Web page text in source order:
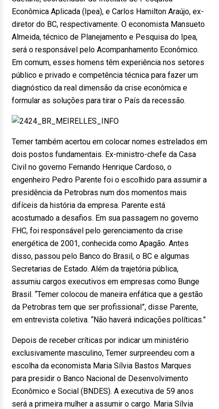
Econômica Aplicada (Ipea), e Carlos Hamilton Araújo, ex-
diretor do BC, respectivamente. O economista Mansueto
Almeida, técnico de Planejamento e Pesquisa do Ipea,
será o responsável pelo Acompanhamento Econômico.
Em comum, esses homens têm experiência nos setores
público e privado e competência técnica para fazer um
diagnóstico da real dimensão da crise econômica e
formular as soluções para tirar o País da recessão.
Temer também acertou em colocar nomes estrelados em
dois postos fundamentais. Ex-ministro-chefe da Casa
Civil no governo Fernando Henrique Cardoso, o
engenheiro Pedro Parente foi o escolhido para assumir a
presidência da Petrobras num dos momentos mais
difíceis da história da empresa. Parente está
acostumado a desafios. Em sua passagem no governo
FHC, foi responsável pelo gerenciamento da crise
energética de 2001, conhecida como Apagão. Antes
disso, passou pelo Banco do Brasil, o BC e algumas
Secretarias de Estado. Além da trajetória pública,
assumiu cargos executivos em empresas como Bunge
Brasil. “Temer colocou de maneira enfática que a gestão
da Petrobras tem que ser profissional”, disse Parente,
em entrevista coletiva. “Não haverá indicações políticas.”
Depois de receber críticas por indicar um ministério
exclusivamente masculino, Temer surpreendeu com a
escolha da economista Maria Sílvia Bastos Marques
para presidir o Banco Nacional de Desenvolvimento
Econômico e Social (BNDES). A executiva de 59 anos
será a primeira mulher a assumir o cargo. Maria Sílvia